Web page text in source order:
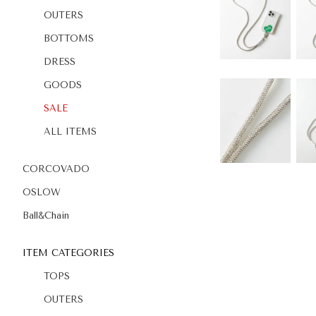
OUTERS
BOTTOMS
DRESS
GOODS
SALE
ALL ITEMS
CORCOVADO
OSLOW
Ball&Chain
ITEM CATEGORIES
TOPS
OUTERS